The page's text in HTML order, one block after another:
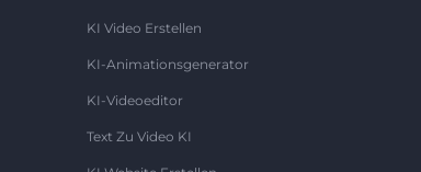
KI Video Erstellen
KI-Animationsgenerator
KI-Videoeditor
Text Zu Video KI